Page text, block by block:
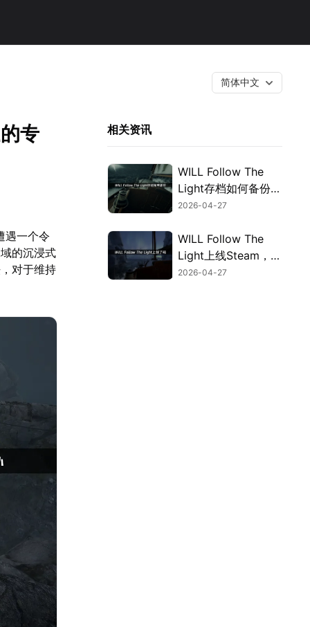
简体中文
专
遇一个令
的沉浸式
对于维持
相关资讯
WILL Follow The
Light存档如何备份攻
略：UU云存档助你
2026-04-27
WILL Follow The
Light上线Steam，网
络优化助畅玩！
2026-04-27